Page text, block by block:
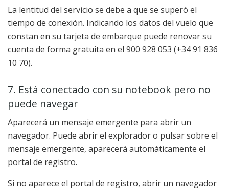
La lentitud del servicio se debe a que se superó el
tiempo de conexión. Indicando los datos del vuelo que
constan en su tarjeta de embarque puede renovar su
cuenta de forma gratuita en el 900 928 053 (+34 91 836
10 70).
7. Está conectado con su notebook pero no
puede navegar
Aparecerá un mensaje emergente para abrir un
navegador. Puede abrir el explorador o pulsar sobre el
mensaje emergente, aparecerá automáticamente el
portal de registro.
Si no aparece el portal de registro, abrir un navegador